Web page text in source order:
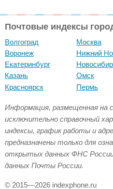
Почтовые индексы
Волгоград
Воронеж
Екатеринбург
Казань
Красноярск
Москва
Нижний
Омск
Пермь
Информация, размещенная на
исключительно справочный
индексы, график работы и
предназначены только для
открытых данных ФНС
данных Почты России.
© 2015—2026 indexphone.ru